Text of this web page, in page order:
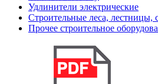
Удлинители электрические
Строительные леса, лестницы,
Прочее строительное